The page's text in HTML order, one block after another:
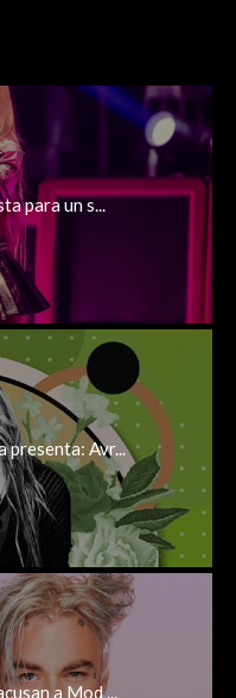
para un s...
presenta: Avr...
a Mod ...